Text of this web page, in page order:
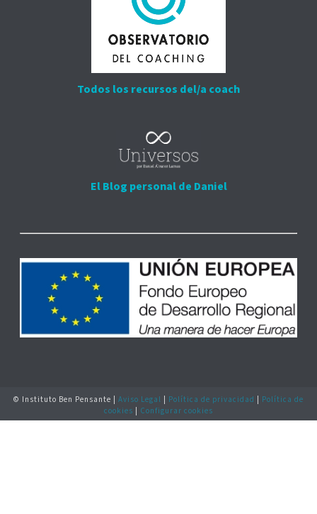
Todos los recursos del/a coach
El Blog personal de Daniel
© Instituto Ben Pensante | Aviso Legal | Política de privacidad | Política de
cookies | Configurar cookies